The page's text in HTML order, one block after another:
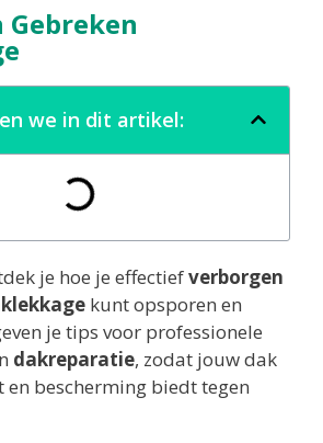
we in dit artikel:
je hoe je effectiefverborgen
kunt opsporen en
je tips voor professionele
dakreparatie, zodat jouw dak
bescherming biedt tegen